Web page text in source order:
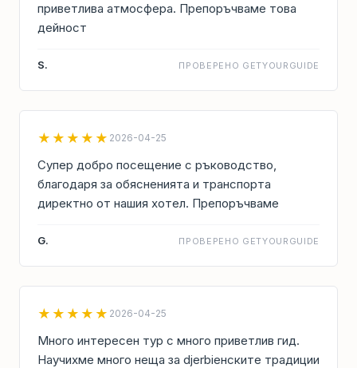
приветлива атмосфера. Препоръчваме това
дейност
S. ПРОВЕРЕНО GETYOURGUIDE
★★★★★ 2026-04-25
Супер добро посещение с ръководство,
благодаря за обясненията и транспорта
директно от нашия хотел. Препоръчваме
G. ПРОВЕРЕНО GETYOURGUIDE
★★★★★ 2026-04-25
Много интересен тур с много приветлив гид.
Научихме много неща за djerbiенските традиции